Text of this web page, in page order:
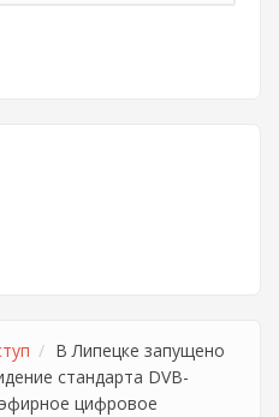
В Липецке запущено
стандарта DVB-
цифровое